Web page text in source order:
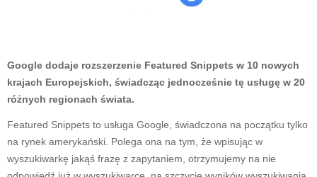
Google dodaje rozszerzenie Featured Snippets w 10 nowych
krajach Europejskich, świadcząc jednocześnie tę usługę w 20
różnych regionach świata.
Featured Snippets to usługa Google, świadczona na początku tylko
na rynek amerykański. Polega ona na tym, że wpisując w
wyszukiwarkę jakąś frazę z zapytaniem, otrzymujemy na nie